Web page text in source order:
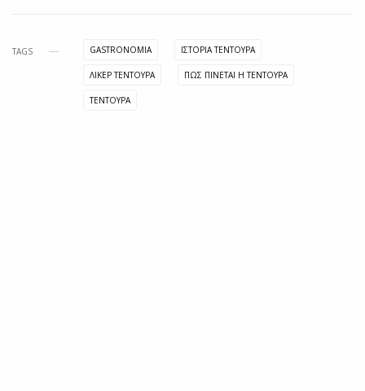
TAGS GASTRONOMIA ΙΣΤΟΡΙΑ ΤΕΝΤΟΥΡΑ
ΛΙΚΕΡ ΤΕΝΤΟΥΡΑ ΠΩΣ ΠΙΝΕΤΑΙ Η ΤΕΝΤΟΥΡΑ
ΤΕΝΤΟΥΡΑ